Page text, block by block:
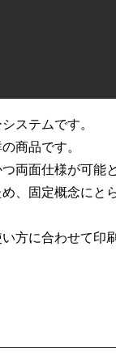
ステムです。
商品です。
両面仕様が可能
、固定概念にと
方に合わせて印